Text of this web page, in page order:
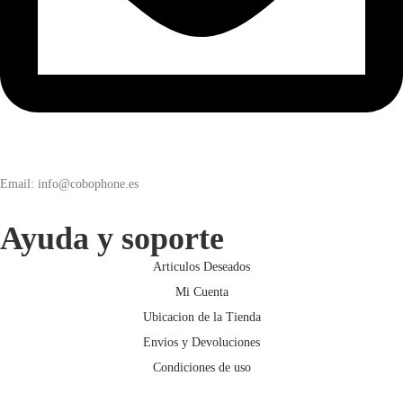
Email: info@cobophone.es
Ayuda y soporte
Articulos Deseados
Mi Cuenta
Ubicacion de la Tienda
Envios y Devoluciones
Condiciones de uso